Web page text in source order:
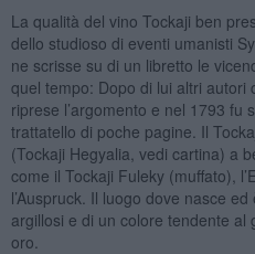
La qualità del vino Tockaji ben
dello studioso di eventi umanisti
ne scrisse su di un libretto le
quel tempo: Dopo di lui altri autori
riprese l’argomento e nel 1793 fu
trattatello di poche pagine. Il
(Tockaji Hegyalia, vedi cartina) a
come il Tockaji Fuleky (muffato),
l’Auspruck. Il luogo dove nasce
argillosi e di un colore tendente al
oro.